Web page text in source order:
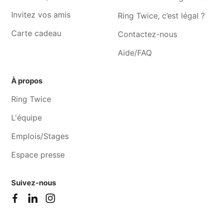
sous-chèvremont
Cours de cuisine Nandrin
Cours de cuisine Jupille-
sur-meuse
Invitez vos amis
Carte cadeau
Ring Twice, c’est légal ?
Contactez-nous
Aide/FAQ
À propos
Ring Twice
L'équipe
Emplois/Stages
Espace presse
Suivez-nous